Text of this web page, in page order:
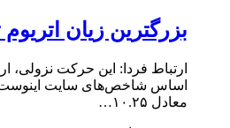
بزرگترین زیان
ارتباط فردا: این حرکت نزولی،
معادل ۱۰.۲۵…